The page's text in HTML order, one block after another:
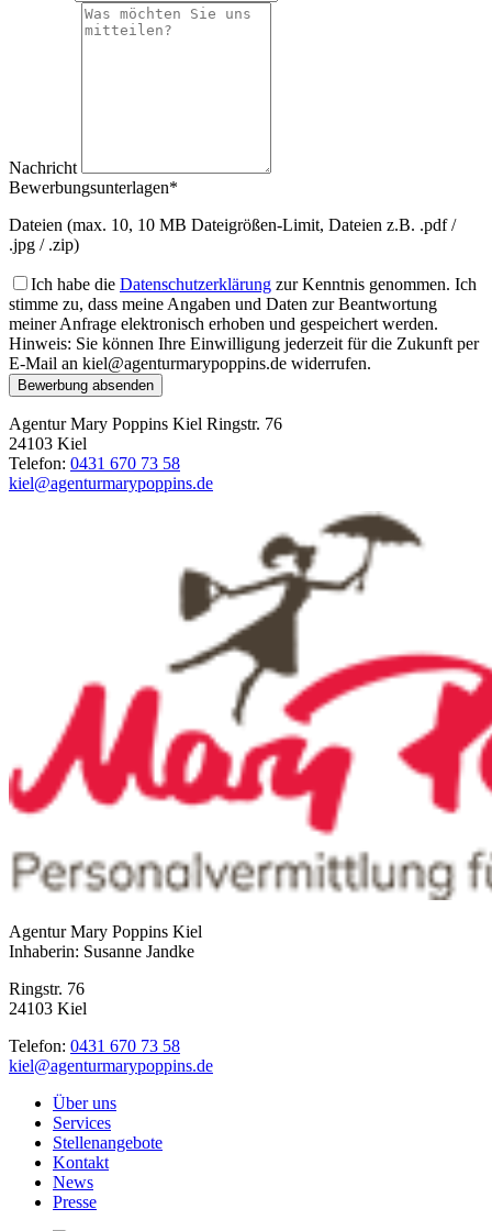
Nachricht
Bewerbungsunterlagen*
Dateien (max. 10, 10 MB Dateigrößen-Limit, Dateien z.B. .pdf /
.jpg / .zip)
Ich habe die Datenschutzerklärung zur Kenntnis genommen. Ich
stimme zu, dass meine Angaben und Daten zur Beantwortung
meiner Anfrage elektronisch erhoben und gespeichert werden.
Hinweis: Sie können Ihre Einwilligung jederzeit für die Zukunft per
E-Mail an kiel@agenturmarypoppins.de widerrufen.
Bewerbung absenden
Agentur Mary Poppins Kiel Ringstr. 76
24103 Kiel
Telefon: 0431 670 73 58
kiel@agenturmarypoppins.de
Agentur Mary Poppins Kiel
Inhaberin: Susanne Jandke
Ringstr. 76
24103 Kiel
Telefon: 0431 670 73 58
kiel@agenturmarypoppins.de
Über uns
Services
Stellenangebote
Kontakt
News
Presse